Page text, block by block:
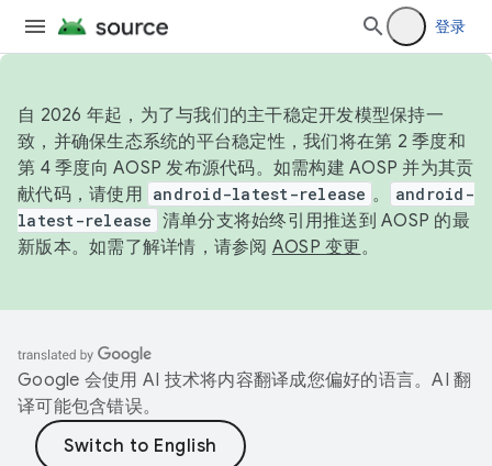
登录
自 2026 年起，为了与我们的主干稳定开发模型保持一
致，并确保生态系统的平台稳定性，我们将在第 2 季度和
第 4 季度向 AOSP 发布源代码。如需构建 AOSP 并为其贡
献代码，请使用 android-latest-release 。
android-
latest-release 清单分支将始终引用推送到 AOSP 的最
新版本。如需了解详情，请参阅 AOSP 变更。
Google 会使用 AI 技术将内容翻译成您偏好的语言。AI 翻
译可能包含错误。